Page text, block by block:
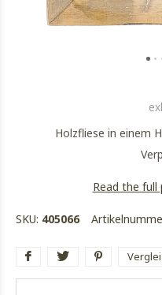
Holzfliese in einem
Read the
SKU: 405066